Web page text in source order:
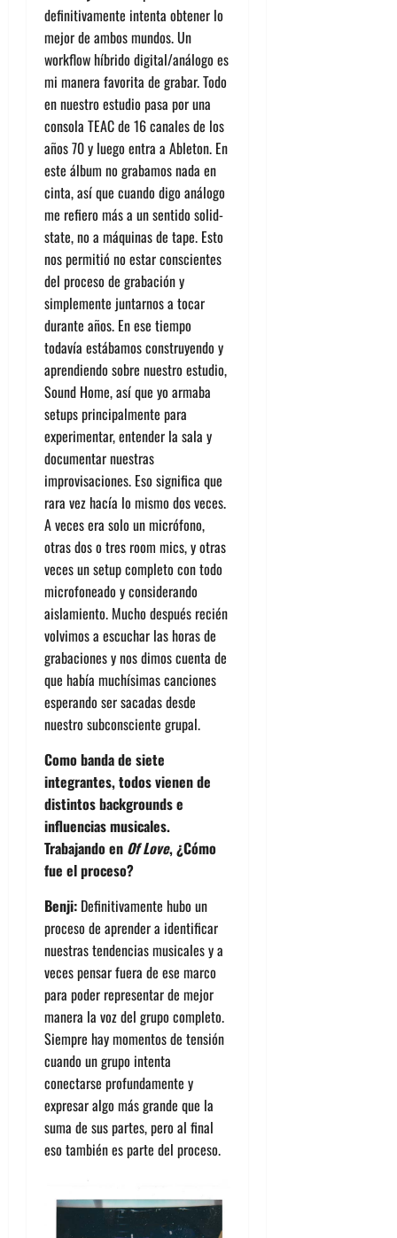
definitivamente intenta obtener lo
mejor de ambos mundos. Un
workflow híbrido digital/análogo es
mi manera favorita de grabar. Todo
en nuestro estudio pasa por una
consola TEAC de 16 canales de los
años 70 y luego entra a Ableton. En
este álbum no grabamos nada en
cinta, así que cuando digo análogo
me refiero más a un sentido solid-
state, no a máquinas de tape. Esto
nos permitió no estar conscientes
del proceso de grabación y
simplemente juntarnos a tocar
durante años. En ese tiempo
todavía estábamos construyendo y
aprendiendo sobre nuestro estudio,
Sound Home, así que yo armaba
setups principalmente para
experimentar, entender la sala y
documentar nuestras
improvisaciones. Eso significa que
rara vez hacía lo mismo dos veces.
A veces era solo un micrófono,
otras dos o tres room mics, y otras
veces un setup completo con todo
microfoneado y considerando
aislamiento. Mucho después recién
volvimos a escuchar las horas de
grabaciones y nos dimos cuenta de
que había muchísimas canciones
esperando ser sacadas desde
nuestro subconsciente grupal.
Como banda de siete
integrantes, todos vienen de
distintos backgrounds e
influencias musicales.
Trabajando en Of Love, ¿Cómo
fue el proceso?
Benji: Definitivamente hubo un
proceso de aprender a identificar
nuestras tendencias musicales y a
veces pensar fuera de ese marco
para poder representar de mejor
manera la voz del grupo completo.
Siempre hay momentos de tensión
cuando un grupo intenta
conectarse profundamente y
expresar algo más grande que la
suma de sus partes, pero al final
eso también es parte del proceso.